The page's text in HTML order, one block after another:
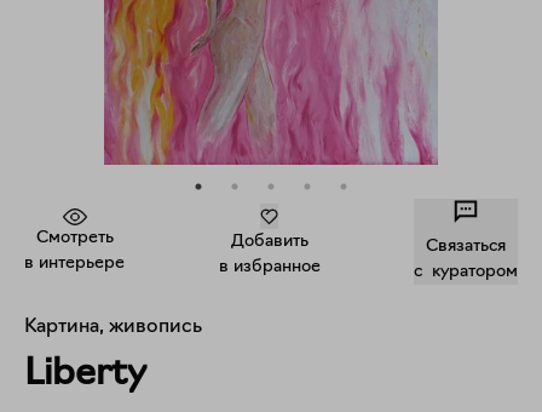
Смотреть
в интерьере
Добавить
в избранное
Связаться
c куратором
Картина, живопись
Liberty